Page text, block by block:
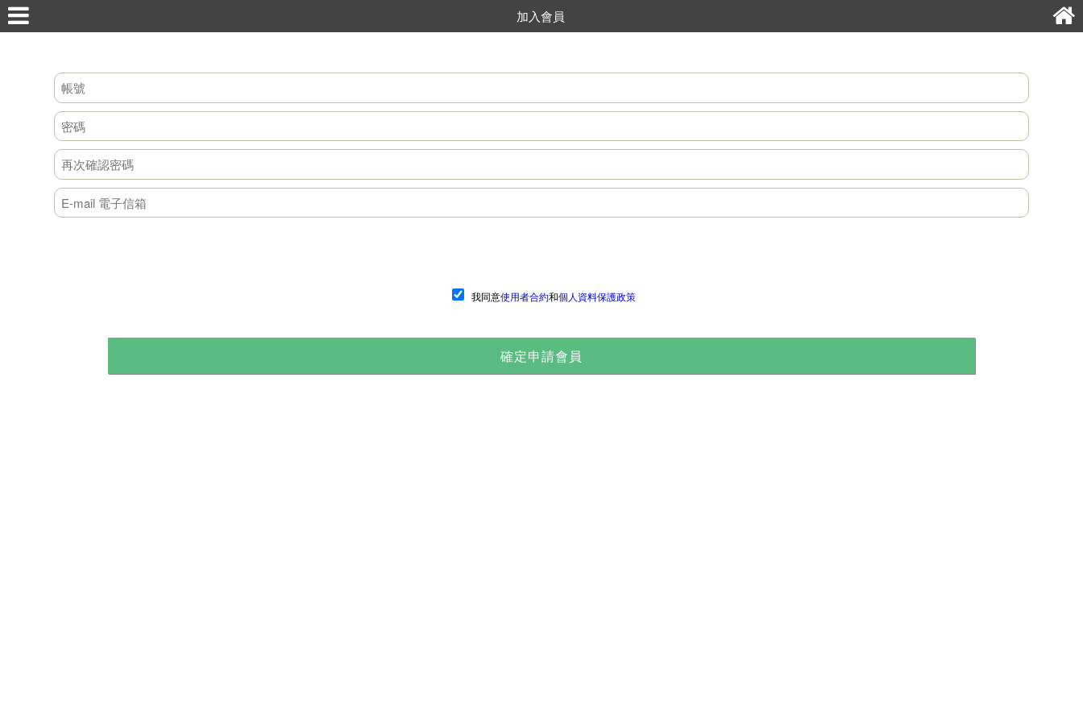
加入會員
我同意使用者合約和個人資料保護政策
確定申請會員